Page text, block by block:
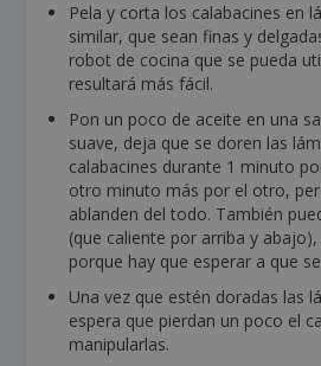
Pela y corta los calabacines en
similar, que sean finas y
robot de cocina que se pueda
resultará más fácil.
Pon un poco de aceite en una
suave, deja que se doren las
calabacines durante 1 minuto
otro minuto más por el otro,
ablanden del todo. También
(que caliente por arriba y
porque hay que esperar a que
Una vez que estén doradas las
espera que pierdan un poco el
manipularlas.